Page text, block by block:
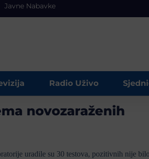
Javne Nabavke
Radio Uživo
novozaraženih
uradile su 30 testova, pozitivnih nije